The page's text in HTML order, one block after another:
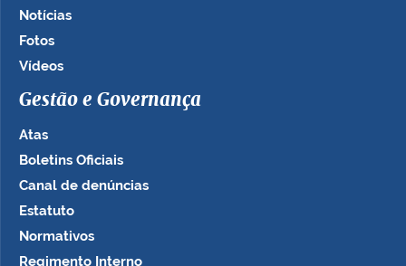
Notícias
Fotos
Vídeos
Gestão e Governança
Atas
Boletins Oficiais
Canal de denúncias
Estatuto
Normativos
Regimento Interno